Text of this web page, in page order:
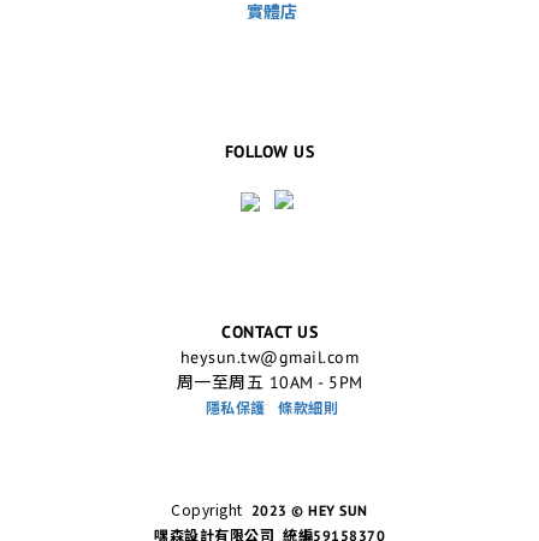
實體店
FOLLOW US
CONTACT US
heysun.tw@gmail.com
周一至周五 10AM - 5PM
隱私保護 條款細則
Copyright 2023 © HEY SUN
嘿森設計有限公司 統編59158370